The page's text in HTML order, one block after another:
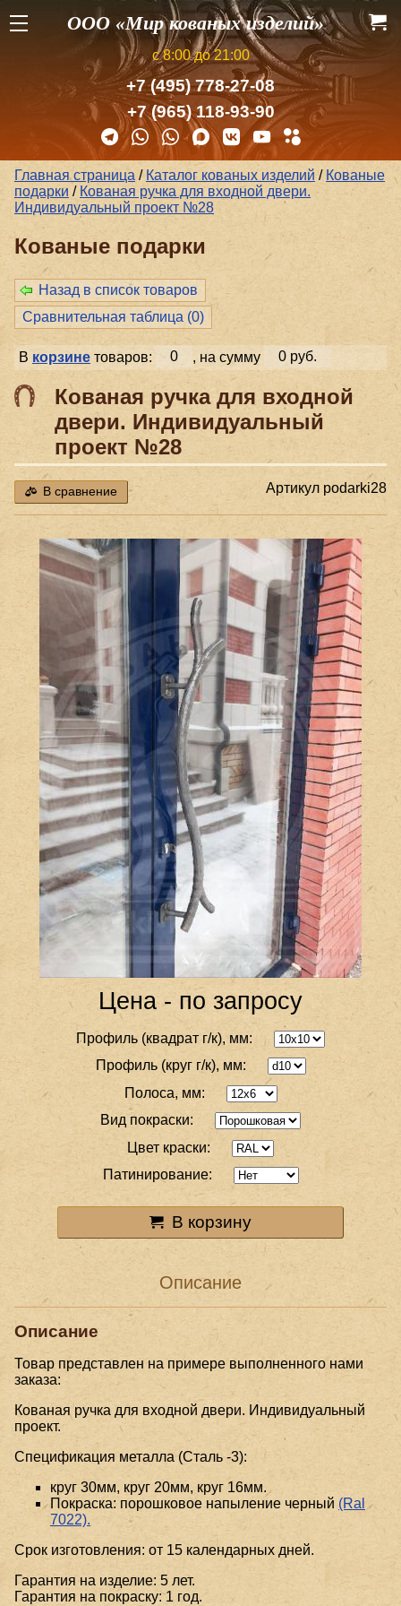
ООО «Мир кованых изделий»
с 8:00 до 21:00
+7 (495) 778-27-08
+7 (965) 118-93-90
Главная страница / Каталог кованых изделий / Кованые
подарки / Кованая ручка для входной двери.
Индивидуальный проект №28
Кованые подарки
Назад в список товаров
Сравнительная таблица (0)
В корзинетоваров: 0 , на сумму 0 руб.
Кованая ручка для входной
двери. Индивидуальный
проект №28
В сравнение Артикул podarki28
Цена - по запросу
Профиль (квадрат г/к), мм:
Профиль (круг г/к), мм:
Полоса, мм:
Вид покраски:
Цвет краски:
Патинирование:
В корзину
Описание
Описание
Товар представлен на примере выполненного нами
заказа:
Кованая ручка для входной двери. Индивидуальный
проект.
Спецификация металла (Сталь -3):
круг 30мм, круг 20мм, круг 16мм.
Покраска: порошковое напыление черный (Ral
7022).
Срок изготовления: от 15 календарных дней.
Гарантия на изделие: 5 лет.
Гарантия на покраску: 1 год.